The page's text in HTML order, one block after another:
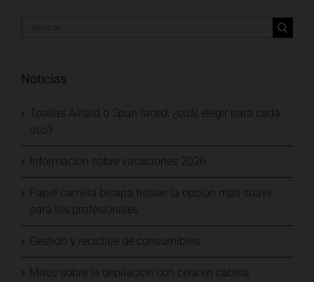
Noticias
Toallas Airlaid o Spun-laced: ¿cuál elegir para cada
uso?
Información sobre vacaciones 2026
Papel camilla bicapa tissue: la opción más suave
para los profesionales
Gestión y reciclaje de consumibles
Mitos sobre la depilación con cera en cabina